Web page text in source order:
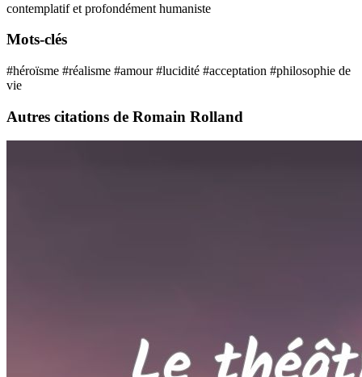
contemplatif et profondément humaniste
Mots-clés
#héroïsme #réalisme #amour#lucidité #acceptation #philosophie de
vie
Autres citations de Romain Rolland